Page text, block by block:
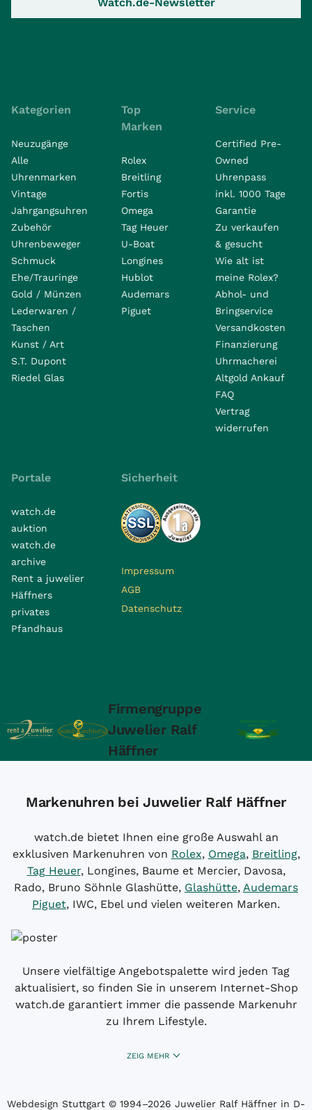
Kategorien
Neuzugänge
Alle
Uhrenmarken
Vintage
Jahrgangsuhren
Zubehör
Uhrenbeweger
Schmuck
Ehe/Trauringe
Gold / Münzen
Lederwaren /
Taschen
Kunst / Art
S.T. Dupont
Riedel Glas
Top
Marken
Rolex
Breitling
Fortis
Omega
Tag Heuer
U-Boat
Longines
Hublot
Audemars
Piguet
Service
Certified Pre-
Owned
Uhrenpass
inkl. 1000 Tage
Garantie
Zu verkaufen
& gesucht
Wie alt ist
meine Rolex?
Abhol- und
Bringservice
Versandkosten
Finanzierung
Uhrmacherei
Altgold Ankauf
FAQ
Vertrag
widerrufen
Portale
watch.de
auktion
watch.de
archive
Rent a juwelier
Häffners
privates
Pfandhaus
Sicherheit
Impressum
AGB
Datenschutz
Firmengruppe
Juwelier Ralf
Häffner
Markenuhren bei Juwelier Ralf Häffner
watch.de bietet Ihnen eine große Auswahl an
exklusiven Markenuhren von Rolex, Omega, Breitling,
Tag Heuer, Longines, Baume et Mercier, Davosa,
Rado, Bruno Söhnle Glashütte, Glashütte, Audemars
Piguet, IWC, Ebel und vielen weiteren Marken.
Unsere vielfältige Angebotspalette wird jeden Tag
aktualisiert, so finden Sie in unserem Internet-Shop
watch.de garantiert immer die passende Markenuhr
zu Ihrem Lifestyle.
ZEIG MEHR
Webdesign Stuttgart © 1994­–2026 Juwelier Ralf Häffner in D-